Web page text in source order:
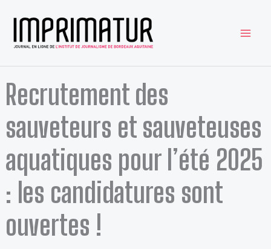
Recrutement des
sauveteurs et sauveteuses
aquatiques pour l’été 2025
: les candidatures sont
ouvertes !